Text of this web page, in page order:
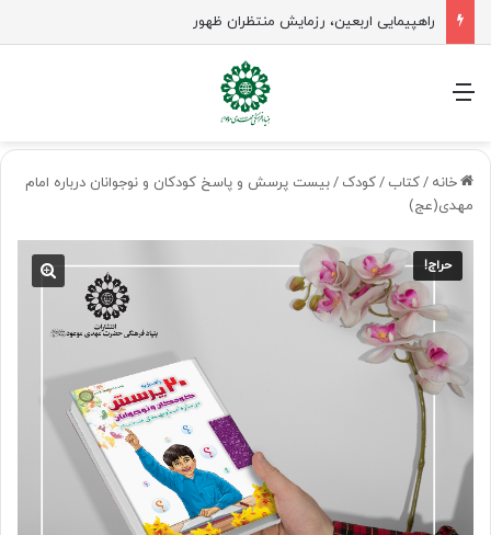
راهپیمایی اربعین، رزمایش منتظران ظهور
منو
خانه /کتاب /کودک /بیست پرسش و پاسخ کودکان و نوجوانان درباره امام
مهدی(عج)
حراج!